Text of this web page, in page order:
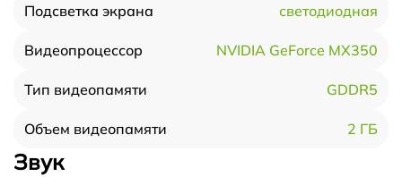
Подсветка экрана светодиодная
Видеопроцессор NVIDIA GeForce MX350
Тип видеопамяти GDDR5
Объем видеопамяти 2 ГБ
Звук